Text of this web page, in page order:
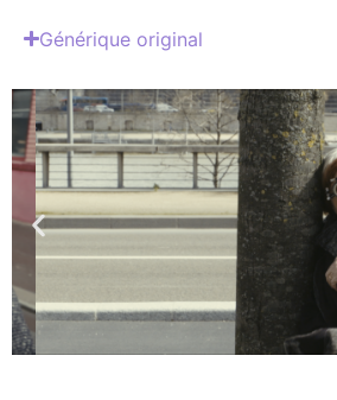
Générique original